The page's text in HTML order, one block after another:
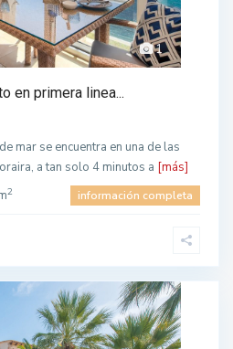
1
en primera linea...
mar se encuentra en una de las
a tan solo 4 minutos a [más]
2 información completa